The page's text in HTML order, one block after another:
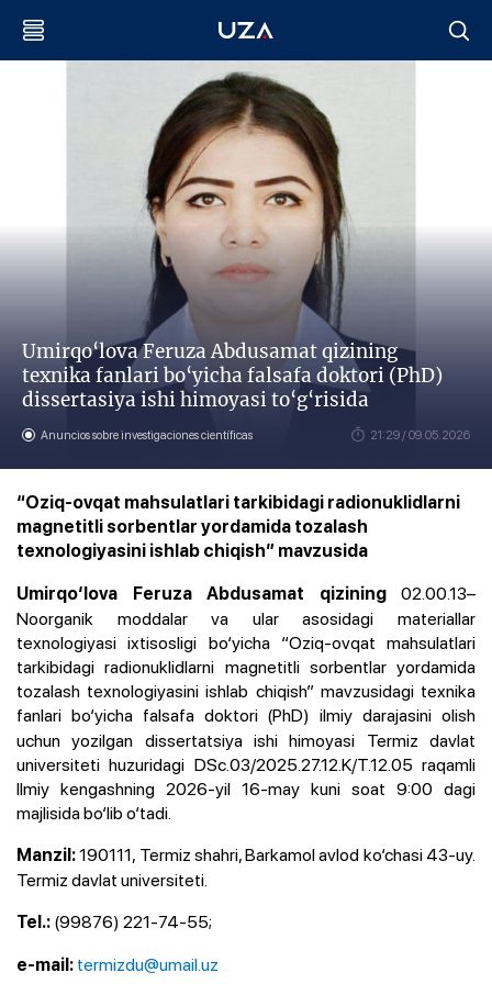
Umirqo‘lova Feruza Abdusamat qizining
texnika fanlari bo‘yicha falsafa doktori (PhD)
dissertasiya ishi himoyasi to‘g‘risida
Anuncios sobre investigaciones científicas 21:29 / 09.05.2026
“Oziq-ovqat mahsulatlari tarkibidagi radionuklidlarni
magnetitli sorbentlar yordamida tozalash
texnologiyasini ishlab chiqish” mavzusida
Umirqo‘lova Feruza Abdusamat qizining 02.00.13–
Noorganik moddalar va ular asosidagi materiallar
texnologiyasi ixtisosligi bo‘yicha “Oziq-ovqat mahsulatlari
tarkibidagi radionuklidlarni magnetitli sorbentlar yordamida
tozalash texnologiyasini ishlab chiqish” mavzusidagi texnika
fanlari bo‘yicha falsafa doktori (PhD) ilmiy darajasini olish
uchun yozilgan dissertatsiya ishi himoyasi Termiz davlat
universiteti huzuridagi DSc.03/2025.27.12.K/T.12.05 raqamli
Ilmiy kengashning 2026-yil 16-may kuni soat 9:00 dagi
majlisida bo‘lib o‘tadi.
Manzil:190111, Termiz shahri, Barkamol avlod ko‘chasi 43-uy.
Termiz davlat universiteti.
Tel.: (99876) 221-74-55;
e-mail: termizdu@umail.uz